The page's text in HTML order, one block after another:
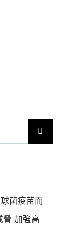
菌疫苗而
脅 加強高